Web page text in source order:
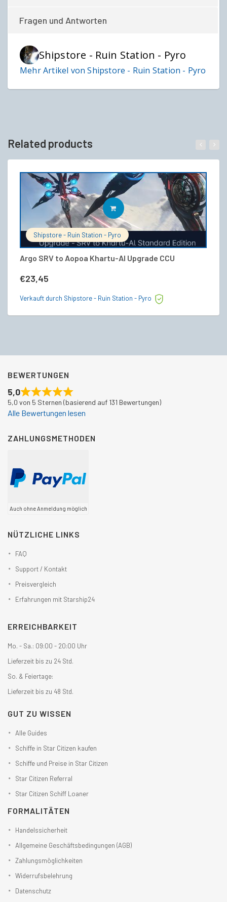
Fragen und Antworten
Shipstore - Ruin Station - Pyro
Mehr Artikel von Shipstore - Ruin Station - Pyro
Related products
Shipstore - Ruin Station - Pyro
Argo SRV to Aopoa Khartu-Al Upgrade CCU
€23,45
IN DEN WARENKORB
Verkauft durch Shipstore - Ruin Station - Pyro
BEWERTUNGEN
5,0
5,0 von 5 Sternen (basierend auf 131 Bewertungen)
Alle Bewertungen lesen
ZAHLUNGSMETHODEN
Auch ohne Anmeldung möglich
NÜTZLICHE LINKS
FAQ
Support / Kontakt
Preisvergleich
Erfahrungen mit Starship24
ERREICHBARKEIT
Mo. - Sa.: 09:00 - 20:00 Uhr
Lieferzeit bis zu 24 Std.
So. & Feiertage:
Lieferzeit bis zu 48 Std.
GUT ZU WISSEN
Alle Guides
Schiffe in Star Citizen kaufen
Schiffe und Preise in Star Citizen
Star Citizen Referral
Star Citizen Schiff Loaner
FORMALITÄTEN
Handelssicherheit
Allgemeine Geschäftsbedingungen (AGB)
Zahlungsmöglichkeiten
Widerrufsbelehrung
Datenschutz